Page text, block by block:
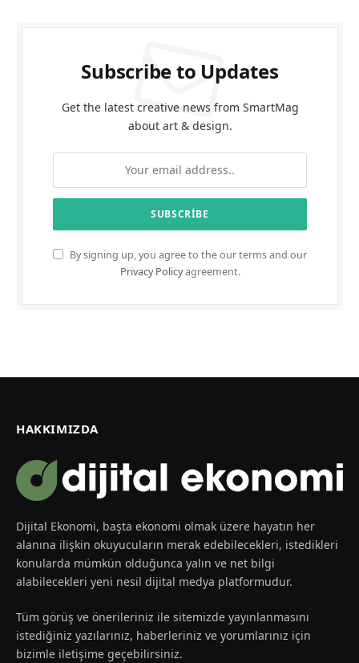
Subscribe to Updates
Get the latest creative news from SmartMag
about art & design.
By signing up, you agree to the our terms and our
Privacy Policyagreement.
HAKKIMIZDA
Dijital Ekonomi, başta ekonomi olmak üzere hayatın her
alanına ilişkin okuyucuların merak edebilecekleri, istedikleri
konularda mümkün olduğunca yalın ve net bilgi
alabilecekleri yeni nesil dijital medya platformudur.
Tüm görüş ve önerileriniz ile sitemizde yayınlanmasını
istediğiniz yazılarınız, haberleriniz ve yorumlarınız için
bizimle iletişime geçebilirsiniz.